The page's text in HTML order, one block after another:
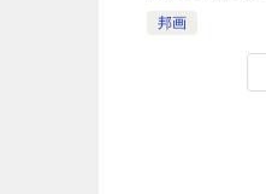
邦画